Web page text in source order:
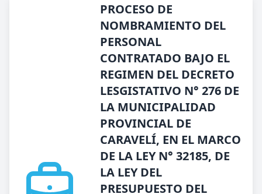
PROCESO DE
NOMBRAMIENTO DEL
PERSONAL
CONTRATADO BAJO EL
REGIMEN DEL DECRETO
LESGISTATIVO N° 276 DE
LA MUNICIPALIDAD
PROVINCIAL DE
CARAVELÍ, EN EL MARCO
DE LA LEY N° 32185, DE
LA LEY DEL
PRESUPUESTO DEL